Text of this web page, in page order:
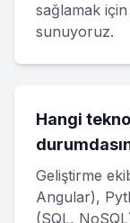
sağlamak için
sunuyoruz.
Hangi
Geliştirme
Angular),
(SQL,